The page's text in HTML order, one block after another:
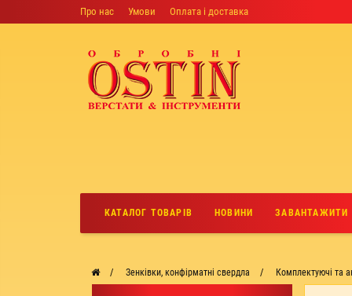
Про нас Умови Оплата і доставка
КАТАЛОГ ТОВАРІВ НОВИНИ ЗАВАНТАЖИТИ
Зенківки, конфірматні свердла Комплектуючі та